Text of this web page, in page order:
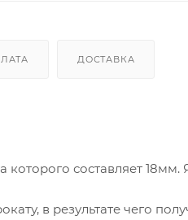
ДОСТАВКА
составляет 18мм.
в результате чего